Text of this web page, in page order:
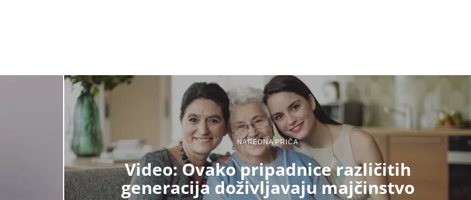
NAREDNA PRIČA
Video: Ovako pripadnice različitih
generacija doživljavaju majčinstvo